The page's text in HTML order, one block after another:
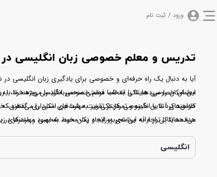
ورود / ثبت نام
تدریس و معلم خصوصی زبان انگلیسی در
آیا به دنبال یک راه حرفه‌ای و خصوصی برای یادگیری زبان انگلیسی
این امکان را می‌دهد تا با انتخاب معلم خصوصی انگلیسی ویژه خود، به
معلمان خصوصی هایتاکی به شما فرصتی منحصربه‌فرد را می‌دهند تا با
خواهند کرد تا با انگیزه و تمرکز بر تقویت مهارت‌های شنیداری،
کلاس‌های آنلاین خصوصی هایتاکی نیز به شما این امکان را می‌دهند
می‌دهد تا با توجه به برنامه‌ی روزانه و زمان خود، به بهبود مهارت‌های
هدف هایتاکی از ارائه این تجربه، ایجاد یک محیط شخصی و متمرکز در
انگلیسی